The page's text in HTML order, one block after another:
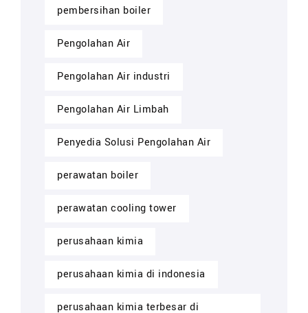
pembersihan boiler
Pengolahan Air
Pengolahan Air industri
Pengolahan Air Limbah
Penyedia Solusi Pengolahan Air
perawatan boiler
perawatan cooling tower
perusahaan kimia
perusahaan kimia di indonesia
perusahaan kimia terbesar di